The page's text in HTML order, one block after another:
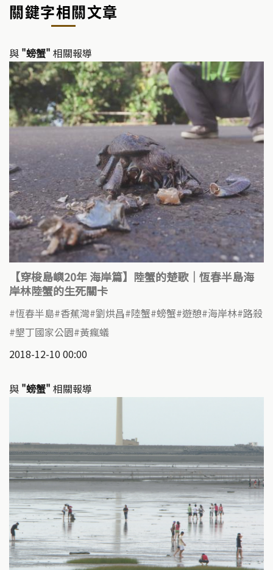
關鍵字相關文章
與 "螃蟹" 相關報導
【穿梭島嶼20年 海岸篇】陸蟹的楚歌｜恆春半島海
岸林陸蟹的生死關卡
恆春半島 香蕉灣 劉烘昌 陸蟹 螃蟹 遊憩 海岸林 路殺
墾丁國家公園 黃瘋蟻
2018-12-10 00:00
與 "螃蟹" 相關報導